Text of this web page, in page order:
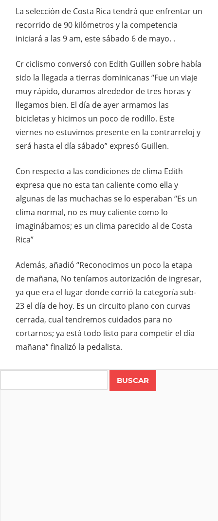
La selección de Costa Rica tendrá que enfrentar un
recorrido de 90 kilómetros y la competencia
iniciará a las 9 am, este sábado 6 de mayo. .
Cr ciclismo conversó con Edith Guillen sobre había
sido la llegada a tierras dominicanas “Fue un viaje
muy rápido, duramos alrededor de tres horas y
llegamos bien. El día de ayer armamos las
bicicletas y hicimos un poco de rodillo. Este
viernes no estuvimos presente en la contrarreloj y
será hasta el día sábado” expresó Guillen.
Con respecto a las condiciones de clima Edith
expresa que no esta tan caliente como ella y
algunas de las muchachas se lo esperaban “Es un
clima normal, no es muy caliente como lo
imaginábamos; es un clima parecido al de Costa
Rica”
Además, añadió “Reconocimos un poco la etapa
de mañana, No teníamos autorización de ingresar,
ya que era el lugar donde corrió la categoría sub-
23 el día de hoy. Es un circuito plano con curvas
cerrada, cual tendremos cuidados para no
cortarnos; ya está todo listo para competir el día
mañana” finalizó la pedalista.